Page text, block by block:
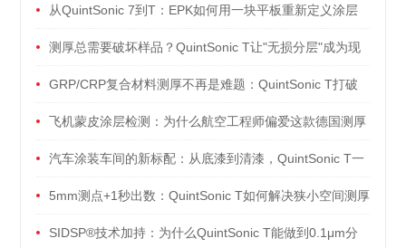
让复杂形状不再复杂
从QuintSonic 7到T：EPK如何用一块平板重新定义涂层
测厚？
测厚总需要破坏样品？QuintSonic T让"无损分层"成为现
实 GRP/CRP复合材料测厚不再是难题：QuintSonic T打破
基材限制
飞机蒙皮涂层检测：为什么航空工程师偏爱这款德国测厚
仪？汽车涂装车间的新标配：从底漆到清漆，QuintSonic T一
次测全
5mm测点+1秒出数：QuintSonic T如何解决狭小空间测厚
难题SIDSP®技术加持：为什么QuintSonic T能做到0.1μm分